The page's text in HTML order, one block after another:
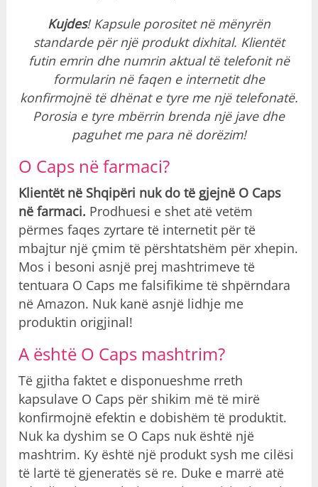
Kujdes! Kapsule porositet në mënyrën
standarde për një produkt dixhital. Klientët
futin emrin dhe numrin aktual të telefonit në
formularin në faqen e internetit dhe
konfirmojnë të dhënat e tyre me një telefonatë.
Porosia e tyre mbërrin brenda një jave dhe
paguhet me para në dorëzim!
O Caps në farmaci?
Klientët në Shqipëri nuk do të gjejnë O Caps
në farmaci. Prodhuesi e shet atë vetëm
përmes faqes zyrtare të internetit për të
mbajtur një çmim të përshtatshëm për xhepin.
Mos i besoni asnjë prej mashtrimeve të
tentuara O Caps me falsifikime të shpërndara
në Amazon. Nuk kanë asnjë lidhje me
produktin origjinal!
A është O Caps mashtrim?
Të gjitha faktet e disponueshme rreth
kapsulave O Caps për shikim më të mirë
konfirmojnë efektin e dobishëm të produktit.
Nuk ka dyshim se O Caps nuk është një
mashtrim. Ky është një produkt sysh me cilësi
të lartë të gjeneratës së re. Duke e marrë atë